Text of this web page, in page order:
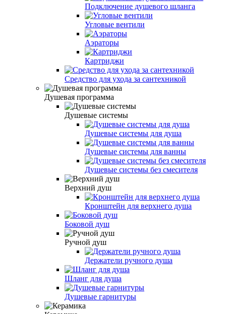
Подключение душевого шланга
Угловые вентили
Аэраторы
Картриджи
Средство для ухода за сантехникой
Душевая программа
Душевые системы
Душевые системы для душа
Душевые системы для ванны
Душевые системы без смесителя
Верхний душ
Кронштейн для верхнего душа
Боковой душ
Ручной душ
Держатели ручного душа
Шланг для душа
Душевые гарнитуры